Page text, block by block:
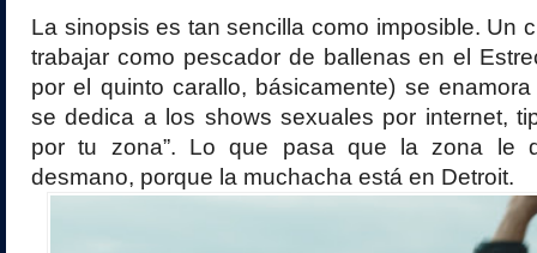
La sinopsis es tan sencilla como imposible. Un
trabajar como pescador de ballenas en el
por el quinto carallo, básicamente) se
se dedica a los shows sexuales por internet,
por tu zona”. Lo que pasa que la zona le
desmano, porque la muchacha está en Detroit.